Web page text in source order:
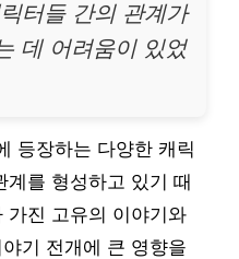
터들 간의 관계가
데 어려움이 있었
등장하는 다양한 캐릭
를 형성하고 있기 때
가진 고유의 이야기와
기 전개에 큰 영향을